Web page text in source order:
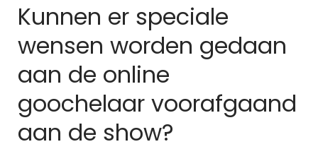
Kunnen er speciale
wensen worden gedaan
aan de online
goochelaar voorafgaand
aan de show?